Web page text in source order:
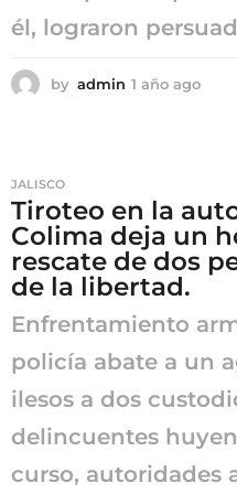
él, lograron
by admin 1 año ago
o
JALISCO
Tiroteo en la
Colima deja un
rescate de dos
de la libertad.
Enfrentamiento
policía abate a un
ilesos a dos
delincuentes
curso, autoridades